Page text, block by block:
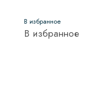
В избранное
В избранное